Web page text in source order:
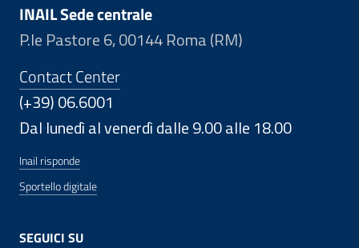
INAIL Sede centrale
P.le Pastore 6, 00144 Roma (RM)
Contact Center
(+39) 06.6001
Dal lunedì al venerdì dalle 9.00 alle 18.00
Inail risponde
Sportello digitale
SEGUICI SU